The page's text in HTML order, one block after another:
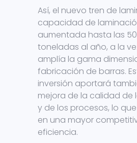
Así, el nuevo tren de
capacidad de
aumentada hasta las
toneladas al año, a la
amplía la gama
fabricación de barras.
inversión aportará
mejora de la calidad de
y de los procesos, lo
en una mayor
eficiencia.